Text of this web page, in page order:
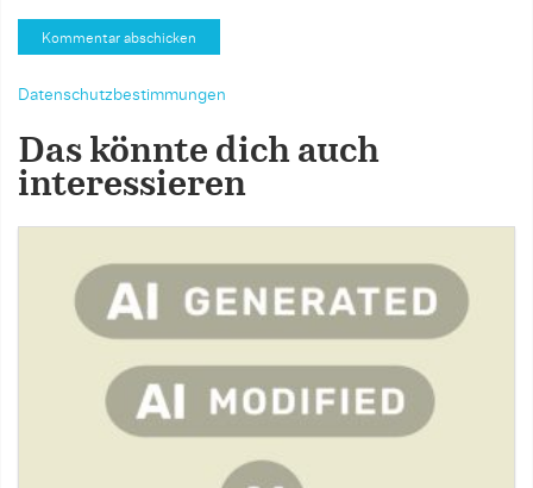
Datenschutzbestimmungen
Das könnte dich auch
interessieren